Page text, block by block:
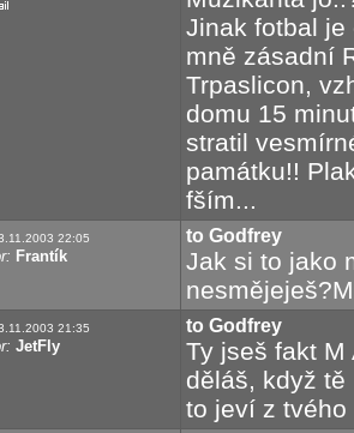
Jinak fotbal je
mně zásadní
Trpaslicon,
domu 15
stratil
památku!!
fším...
22:05
Frantík
to Godfrey
Jak si to jako
21:35
JetFly
to Godfrey
Ty jseš fakt M
děláš, když
to jeví z